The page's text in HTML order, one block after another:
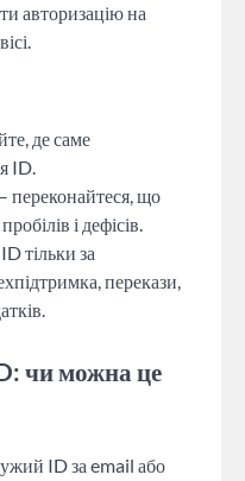
авторизацію на
де саме
ID.
переконайтеся, що
і дефісів.
тільки за
перекази,
чи можна це
ID за email або